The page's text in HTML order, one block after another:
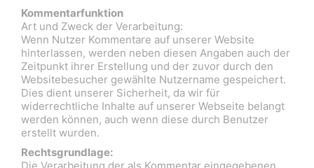
Kommentarfunktion
Art und Zweck der Verarbeitung:
Wenn Nutzer Kommentare auf unserer Website
hinterlassen, werden neben diesen Angaben auch der
Zeitpunkt ihrer Erstellung und der zuvor durch den
Websitebesucher gewählte Nutzername gespeichert.
Dies dient unserer Sicherheit, da wir für
widerrechtliche Inhalte auf unserer Webseite belangt
werden können, auch wenn diese durch Benutzer
erstellt wurden.
Rechtsgrundlage: